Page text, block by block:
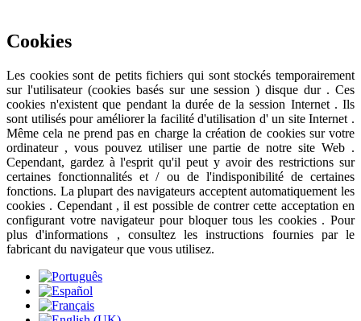
Cookies
Les cookies sont de petits fichiers qui sont stockés temporairement
sur ​​l'utilisateur (cookies basés sur une session ) disque dur . Ces
cookies n'existent que pendant la durée de la session Internet . Ils
sont utilisés pour améliorer la facilité d'utilisation d' un site Internet .
Même cela ne prend pas en charge la création de cookies sur votre
ordinateur , vous pouvez utiliser une partie de notre site Web .
Cependant, gardez à l'esprit qu'il peut y avoir des restrictions sur
certaines fonctionnalités et / ou de l'indisponibilité de certaines
fonctions. La plupart des navigateurs acceptent automatiquement les
cookies . Cependant , il est possible de contrer cette acceptation en
configurant votre navigateur pour bloquer tous les cookies . Pour
plus d'informations , consultez les instructions fournies par le
fabricant du navigateur que vous utilisez.